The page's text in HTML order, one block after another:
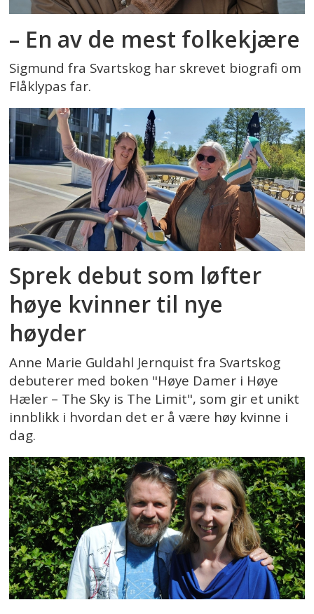
– En av de mest folkekjære
Sigmund fra Svartskog har skrevet biografi om
Flåklypas far.
Sprek debut som løfter
høye kvinner til nye
høyder
Anne Marie Guldahl Jernquist fra Svartskog
debuterer med boken "Høye Damer i Høye
Hæler – The Sky is The Limit", som gir et unikt
innblikk i hvordan det er å være høy kvinne i
dag.